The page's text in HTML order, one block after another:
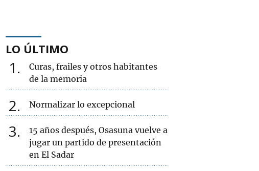
LO ÚLTIMO
1
Curas, frailes y otros habitantes
de la memoria
2 Normalizar lo excepcional
3
15 años después, Osasuna vuelve a
jugar un partido de presentación
en El Sadar